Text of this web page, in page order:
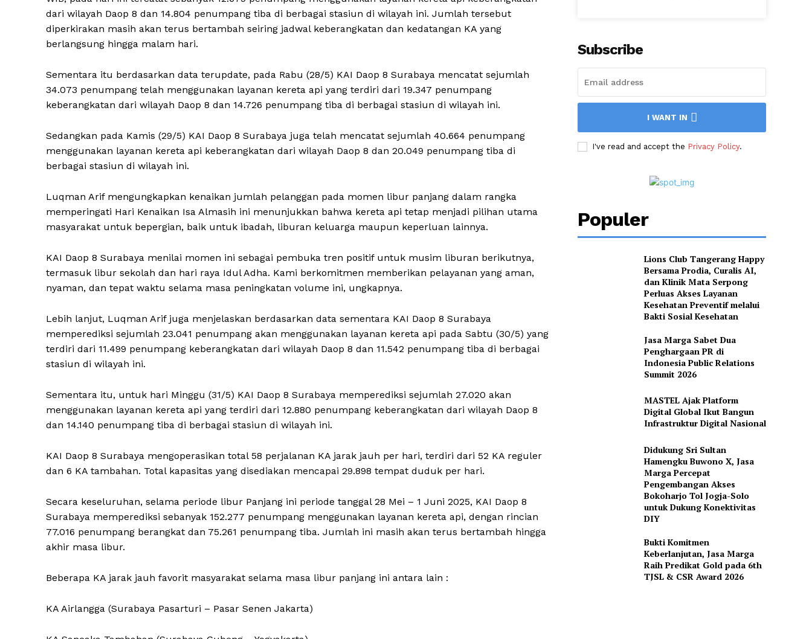
dari wilayah Daop 8 dan 14.804 penumpang tiba di berbagai stasiun di wilayah ini. Jumlah tersebut
diperkirakan masih akan terus bertambah seiring jadwal keberangkatan dan kedatangan KA yang
berlangsung hingga malam hari.
Sementara itu berdasarkan data terupdate, pada Rabu (28/5) KAI Daop 8 Surabaya mencatat sejumlah
34.073 penumpang telah menggunakan layanan kereta api yang terdiri dari 19.347 penumpang
keberangkatan dari wilayah Daop 8 dan 14.726 penumpang tiba di berbagai stasiun di wilayah ini.
Sedangkan pada Kamis (29/5) KAI Daop 8 Surabaya juga telah mencatat sejumlah 40.664 penumpang
menggunakan layanan kereta api keberangkatan dari wilayah Daop 8 dan 20.049 penumpang tiba di
berbagai stasiun di wilayah ini.
Luqman Arif mengungkapkan kenaikan jumlah pelanggan pada momen libur panjang dalam rangka
memperingati Hari Kenaikan Isa Almasih ini menunjukkan bahwa kereta api tetap menjadi pilihan utama
masyarakat untuk bepergian, baik untuk ibadah, liburan keluarga maupun keperluan lainnya.
KAI Daop 8 Surabaya menilai momen ini sebagai pembuka tren positif untuk musim liburan berikutnya,
termasuk libur sekolah dan hari raya Idul Adha. Kami berkomitmen memberikan pelayanan yang aman,
nyaman, dan tepat waktu selama masa peningkatan volume ini, ungkapnya.
Lebih lanjut, Luqman Arif juga menjelaskan berdasarkan data sementara KAI Daop 8 Surabaya
memperediksi sejumlah 23.041 penumpang akan menggunakan layanan kereta api pada Sabtu (30/5) yang
terdiri dari 11.499 penumpang keberangkatan dari wilayah Daop 8 dan 11.542 penumpang tiba di berbagai
stasiun di wilayah ini.
Sementara itu, untuk hari Minggu (31/5) KAI Daop 8 Surabaya memperediksi sejumlah 27.020 akan
menggunakan layanan kereta api yang terdiri dari 12.880 penumpang keberangkatan dari wilayah Daop 8
dan 14.140 penumpang tiba di berbagai stasiun di wilayah ini.
KAI Daop 8 Surabaya mengoperasikan total 58 perjalanan KA jarak jauh per hari, terdiri dari 52 KA reguler
dan 6 KA tambahan. Total kapasitas yang disediakan mencapai 29.898 tempat duduk per hari.
Secara keseluruhan, selama periode libur Panjang ini periode tanggal 28 Mei – 1 Juni 2025, KAI Daop 8
Surabaya memperediksi sebanyak 152.277 penumpang menggunakan layanan kereta api, dengan rincian
77.016 penumpang berangkat dan 75.261 penumpang tiba. Jumlah ini masih akan terus bertambah hingga
akhir masa libur.
Beberapa KA jarak jauh favorit masyarakat selama masa libur panjang ini antara lain :
KA Airlangga (Surabaya Pasarturi – Pasar Senen Jakarta)
Subscribe
I WANT IN
I've read and accept the Privacy Policy.
Populer
Lions Club Tangerang Happy
Bersama Prodia, Curalis AI,
dan Klinik Mata Serpong
Perluas Akses Layanan
Kesehatan Preventif melalui
Bakti Sosial Kesehatan
Jasa Marga Sabet Dua
Penghargaan PR di
Indonesia Public Relations
Summit 2026
MASTEL Ajak Platform
Digital Global Ikut Bangun
Infrastruktur Digital Nasional
Didukung Sri Sultan
Hamengku Buwono X, Jasa
Marga Percepat
Pengembangan Akses
Bokoharjo Tol Jogja-Solo
untuk Dukung Konektivitas
DIY
Bukti Komitmen
Keberlanjutan, Jasa Marga
Raih Predikat Gold pada 6th
TJSL & CSR Award 2026